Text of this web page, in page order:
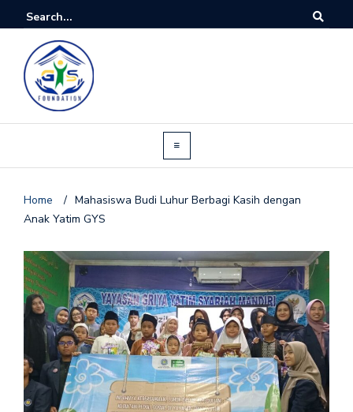
Home / Mahasiswa Budi Luhur Berbagi Kasih dengan
Anak Yatim GYS